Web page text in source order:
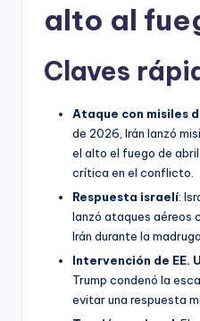
alto al
Claves
Ataque con misiles
de 2026, Irán lanzó
el alto el fuego de
crítica en el conflicto.
Respuesta israelí:
lanzó ataques aéreos
Irán durante la
Intervención de EE.
Trump condenó la
evitar una respuesta